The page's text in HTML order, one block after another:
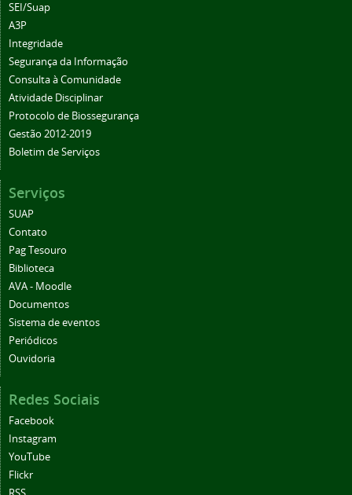
SEI/Suap
A3P
Integridade
Segurança da Informação
Consulta à Comunidade
Atividade Disciplinar
Protocolo de Biossegurança
Gestão 2012-2019
Boletim de Serviços
Serviços
SUAP
Contato
Pag Tesouro
Biblioteca
AVA - Moodle
Documentos
Sistema de eventos
Periódicos
Ouvidoria
Redes Sociais
Facebook
Instagram
YouTube
Flickr